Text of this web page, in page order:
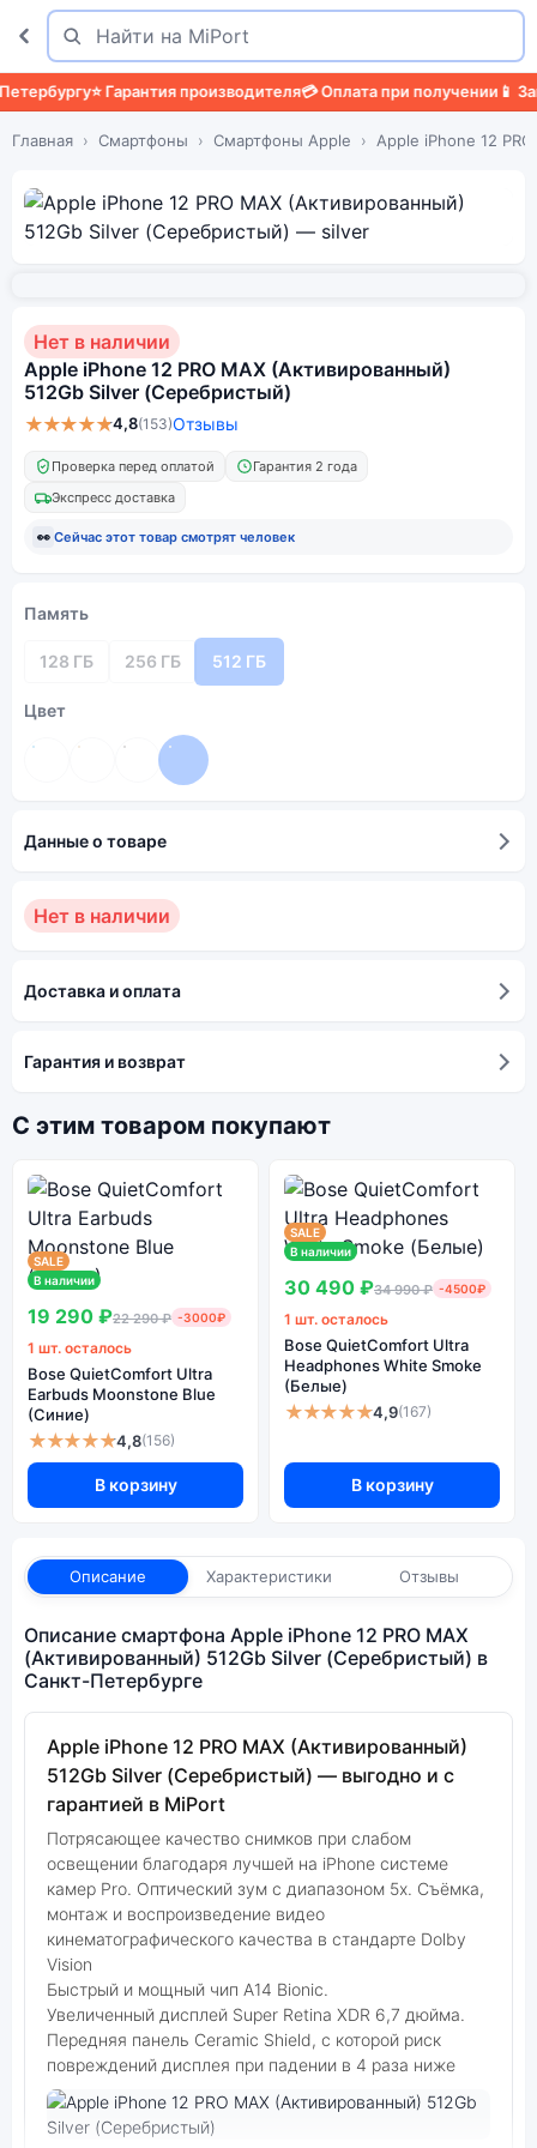
Поиск
Найти
⭐ Гарантия производителя💳 Оплата при получении📱
Главная Смартфоны Смартфоны Apple Apple iPhone 12
Нет в наличии
Apple iPhone 12 PRO MAX (Активированный)
512Gb Silver (Серебристый)
★★★★★4,8(153)Отзывы
Проверка перед оплатой
Гарантия 2 года
Экспресс доставка
👀 Сейчас этот товар смотрят человек
Память
128 ГБ 256 ГБ 512 ГБ
Цвет
Данные о товаре
Нет в наличии
Доставка и оплата
Гарантия и возврат
С этим товаром покупают
SALE
В наличии
19 290 ₽22 290 ₽ -3000₽
1 шт. осталось
Bose QuietComfort Ultra
Earbuds Moonstone Blue
(Синие)
★★★★★4,8(156)
В корзину
SALE
В наличии
30 490 ₽34 990 ₽ -4500₽
1 шт. осталось
Bose QuietComfort Ultra
Headphones White Smoke
(Белые)
★★★★★4,9(167)
В корзину
Описание Характеристики Отзывы
Описание смартфона Apple iPhone 12 PRO MAX
(Активированный) 512Gb Silver (Серебристый) в
Санкт-Петербурге
Apple iPhone 12 PRO MAX (Активированный)
512Gb Silver (Серебристый) — выгодно и с
гарантией в MiPort
Потрясающее качество снимков при слабом
освещении благодаря лучшей на iPhone системе
камер Pro. Оптический зум с диапазоном 5x. Съёмка,
монтаж и воспроизведение видео
кинематографического качества в стандарте Dolby
Vision
Быстрый и мощный чип A14 Bionic.
Увеличенный дисплей Super Retina XDR 6,7 дюйма.
Передняя панель Ceramic Shield, с которой риск
повреждений дисплея при падении в 4 раза ниже